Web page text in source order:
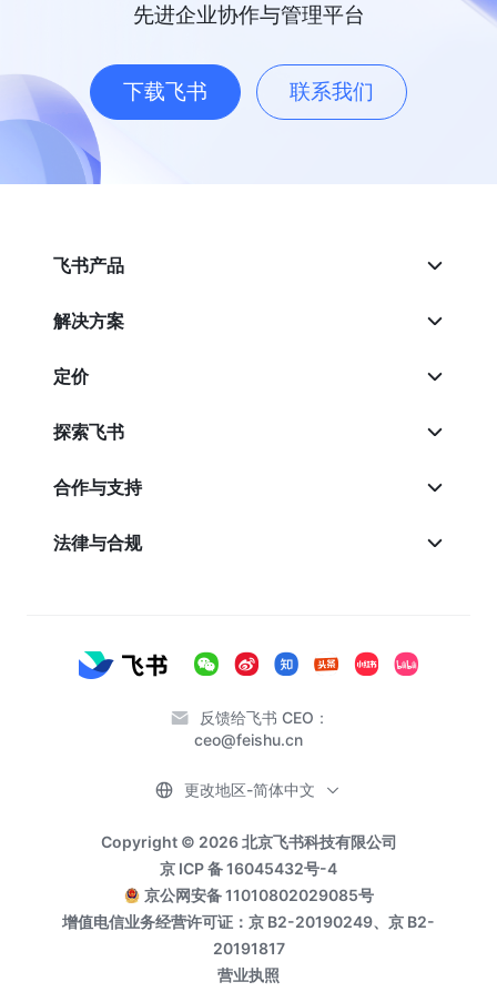
先进企业协作与管理平台
下载飞书 联系我们
飞书产品
解决方案
定价
探索飞书
合作与支持
法律与合规
反馈给飞书 CEO：
ceo@feishu.cn
Copyright © 2026 北京飞书科技有限公司
京 ICP 备 16045432号-4
京公网安备 11010802029085号
增值电信业务经营许可证：京 B2-20190249、京 B2-
20191817
营业执照
更改地区-简体中文